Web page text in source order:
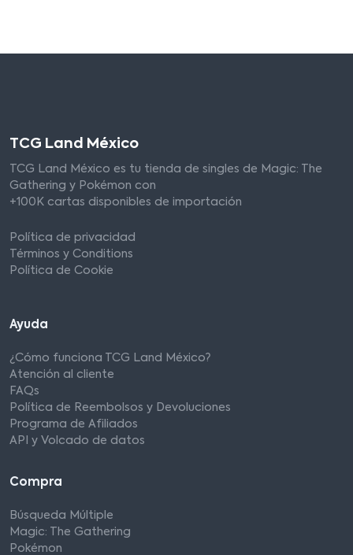
TCG Land México
TCG Land México es tu tienda de singles de Magic: The
Gathering y Pokémon con
+100K cartas disponibles de importación
Política de privacidad
Términos y Conditions
Política de Cookie
Ayuda
¿Cómo funciona TCG Land México?
Atención al cliente
FAQs
Política de Reembolsos y Devoluciones
Programa de Afiliados
API y Volcado de datos
Compra
Búsqueda Múltiple
Magic: The Gathering
Pokémon